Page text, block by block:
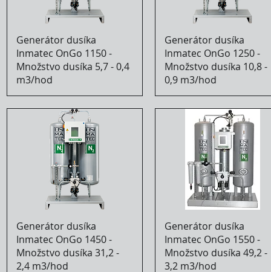
Generátor dusíka
Inmatec OnGo 1150 -
Množstvo dusíka 5,7 - 0,4
m3/hod
Generátor dusíka
Inmatec OnGo 1250 -
Množstvo dusíka 10,8 -
0,9 m3/hod
Generátor dusíka
Inmatec OnGo 1450 -
Množstvo dusíka 31,2 -
2,4 m3/hod
Generátor dusíka
Inmatec OnGo 1550 -
Množstvo dusíka 49,2 -
3,2 m3/hod